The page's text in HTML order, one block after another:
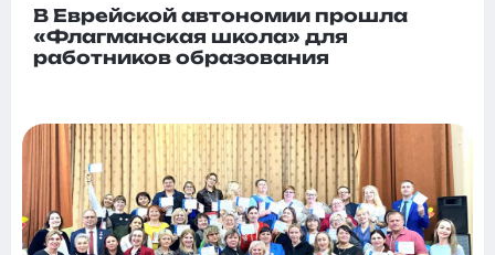
В Еврейской автономии прошла
«Флагманская школа» для
работников образования